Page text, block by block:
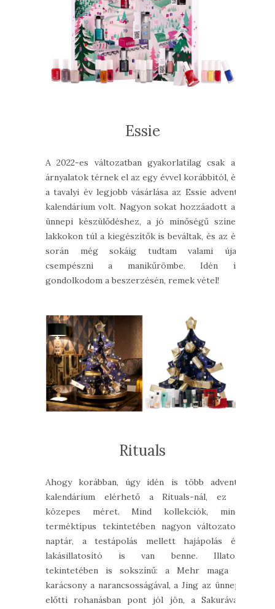
Essie
A 2022-es változatban gyakorlatilag csak az
árnyalatok térnek el az egy évvel korábbitól, és
a tavalyi év legjobb vásárlása az Essie adventi
kalendárium volt. Nagyon sokat hozzáadott az
ünnepi készülődéshez, a jó minőségű színes
lakkokon túl a kiegészítők is beváltak, és az év
során még sokáig tudtam valami újat
csempészni a manikűrömbe. Idén is
gondolkodom a beszerzésén, remek vétel!
Rituals
Ahogy korábban, úgy idén is több adventi
kalendárium elérhető a Rituals-nál, ez a
közepes méret. Mind kollekciók, mind
terméktípus tekintetében nagyon változatos
naptár, a testápolás mellett hajápolás és
lakásillatosító is van benne. Illatok
tekintetében is sokszínű: a Mehr maga a
karácsony a narancsosságával, a Jing az ünnep
előtti rohanásban pont jól jön, a Sakurával